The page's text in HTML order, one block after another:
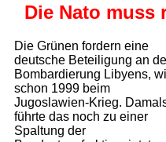
Die Nato muss
Die Grünen fordern eine
deutsche Beteiligung an
Bombardierung Libyens,
schon 1999 beim
Jugoslawien-Krieg.
führte das noch zu einer
Spaltung der